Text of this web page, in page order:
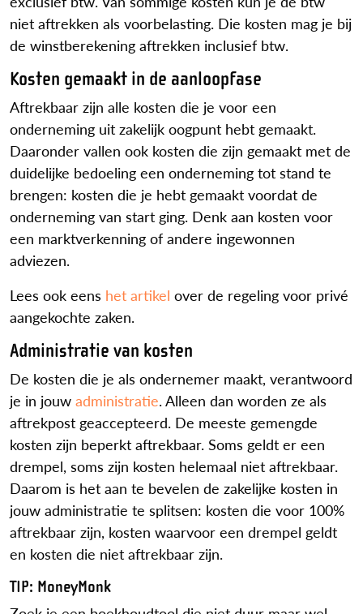
niet aftrekken als voorbelasting. Die kosten mag je bij
de winstberekening aftrekken inclusief btw.
Kosten gemaakt in de aanloopfase
Aftrekbaar zijn alle kosten die je voor een
onderneming uit zakelijk oogpunt hebt gemaakt.
Daaronder vallen ook kosten die zijn gemaakt met de
duidelijke bedoeling een onderneming tot stand te
brengen: kosten die je hebt gemaakt voordat de
onderneming van start ging. Denk aan kosten voor
een marktverkenning of andere ingewonnen
adviezen.
Lees ook eens het artikel over de regeling voor privé
aangekochte zaken.
Administratie van kosten
De kosten die je als ondernemer maakt, verantwoord
je in jouw administratie. Alleen dan worden ze als
aftrekpost geaccepteerd. De meeste gemengde
kosten zijn beperkt aftrekbaar. Soms geldt er een
drempel, soms zijn kosten helemaal niet aftrekbaar.
Daarom is het aan te bevelen de zakelijke kosten in
jouw administratie te splitsen: kosten die voor 100%
aftrekbaar zijn, kosten waarvoor een drempel geldt
en kosten die niet aftrekbaar zijn.
TIP: MoneyMonk